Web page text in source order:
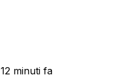
12 minuti fa